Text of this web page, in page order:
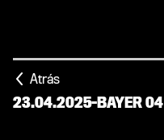
Atrás
23.04.2025-BAYER 04